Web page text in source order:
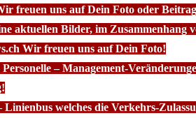
freuen uns auf Dein Foto oder
aktuellen Bilder, im
Wir freuen uns auf Dein Foto!
– Management-
welches die Verkehrs-